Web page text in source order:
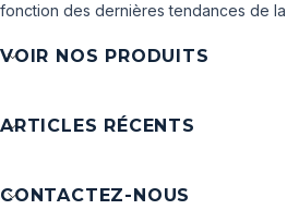
fonction des dernières tendances de
VOIR NOS PRODUITS
ARTICLES RÉCENTS
CONTACTEZ-NOUS